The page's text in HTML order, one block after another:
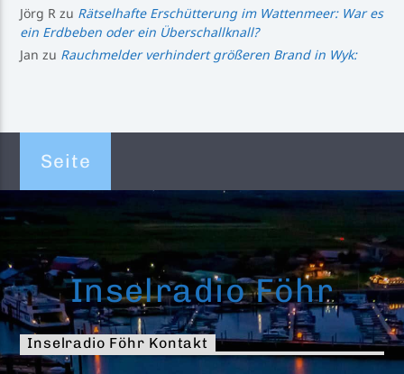
Jörg R zu Rätselhafte Erschütterung im Wattenmeer: War es
ein Erdbeben oder ein Überschallknall?
Jan zu Rauchmelder verhindert größeren Brand in Wyk:
Seite
Inselradio Föhr
Inselradio Föhr Kontakt